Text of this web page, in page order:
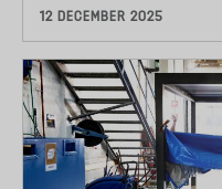
12 DECEMBER 2025